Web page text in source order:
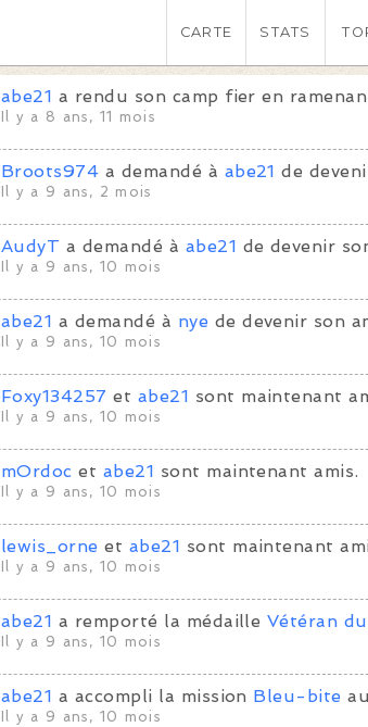
CARTE STATS
abe21 a rendu son camp fier en
Il y a 8 ans, 11 mois
Broots974 a demandé à abe21 de
Il y a 9 ans, 2 mois
AudyT a demandé à abe21 de devenir
Il y a 9 ans, 10 mois
abe21 a demandé à nye de devenir son
Il y a 9 ans, 10 mois
Foxy134257 et abe21 sont maintenant
Il y a 9 ans, 10 mois
mOrdoc et abe21 sont maintenant amis.
Il y a 9 ans, 10 mois
lewis_orne et abe21 sont maintenant
Il y a 9 ans, 10 mois
abe21 a remporté la médaille Vétéran
Il y a 9 ans, 10 mois
abe21 a accompli la mission Bleu-bite
Il y a 9 ans, 10 mois